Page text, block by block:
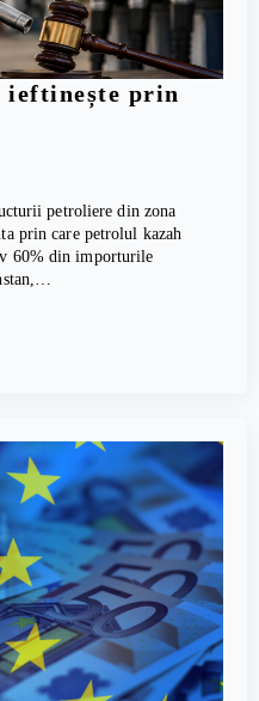
ieftinește prin
petroliere din zona
prin care petrolul kazah
60% din importurile